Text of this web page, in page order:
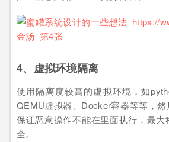
4、虚拟环境隔离
使用隔离度较高的虚拟环境，如
QEMU虚拟器、Docker容器等等，然
保证恶意操作不能在里面执行，最大
全。